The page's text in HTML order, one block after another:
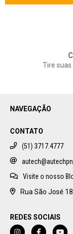
Tire
NAVEGAÇÃO
CONTATO
(51) 3717.4777
Visite o nosso
Rua São José
REDES SOCIAIS